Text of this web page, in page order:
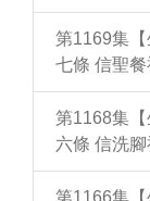
第1169集
七條 信聖餐
第1168集
六條 信洗腳
第1166集